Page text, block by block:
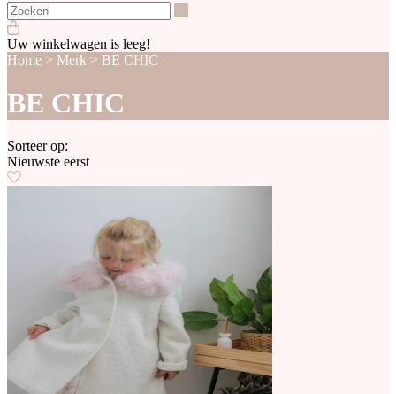
Uw winkelwagen is leeg!
Home > Merk > BE CHIC
BE CHIC
Sorteer op:
Nieuwste eerst